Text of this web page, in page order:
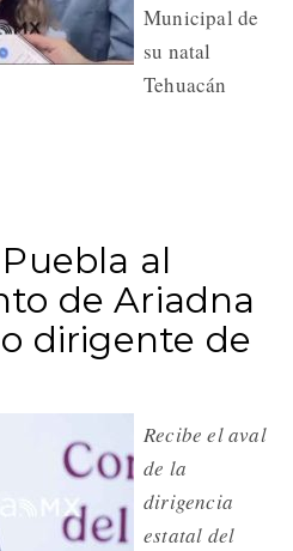
Municipal de
su natal
Tehuacán
al
de Ariadna
dirigente de
Recibe el aval
de la
dirigencia
estatal del